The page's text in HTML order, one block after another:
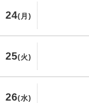
24(月)
25(火)
26(水)